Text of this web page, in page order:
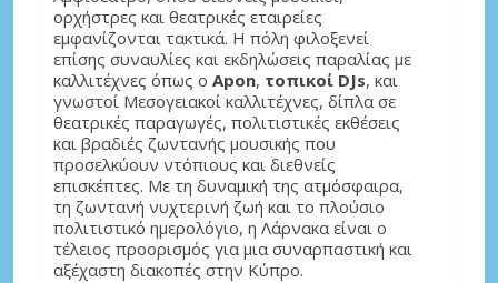
ορχήστρες και θεατρικές εταιρείες
εμφανίζονται τακτικά. Η πόλη φιλοξενεί
επίσης συναυλίες και εκδηλώσεις παραλίας με
καλλιτέχνες όπως ο Apon, τοπικοί DJs, και
γνωστοί Μεσογειακοί καλλιτέχνες, δίπλα σε
θεατρικές παραγωγές, πολιτιστικές εκθέσεις
και βραδιές ζωντανής μουσικής που
προσελκύουν ντόπιους και διεθνείς
επισκέπτες. Με τη δυναμική της ατμόσφαιρα,
τη ζωντανή νυχτερινή ζωή και το πλούσιο
πολιτιστικό ημερολόγιο, η Λάρνακα είναι ο
τέλειος προορισμός για μια συναρπαστική και
αξέχαστη διακοπές στην Κύπρο.